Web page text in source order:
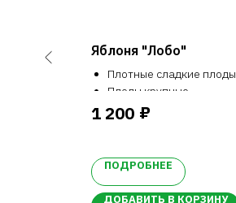
Яблоня "Лобо"
Плотные сладкие плоды
Плоды крупные
Урожайный сорт
1 200 ₽
ПОДРОБНЕЕ
ДОБАВИТЬ В КОРЗИНУ